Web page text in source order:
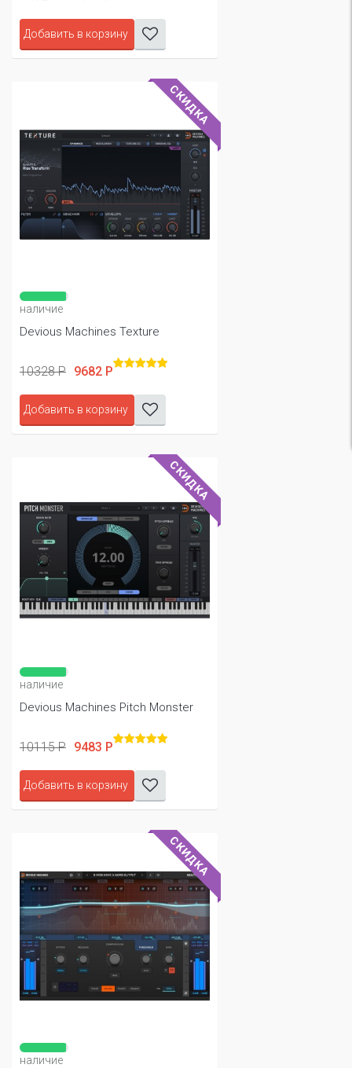
Добавить в корзину
СКИДКА
наличие
Devious Machines Texture
10328 Р 9682 Р
Добавить в корзину
СКИДКА
наличие
Devious Machines Pitch Monster
10115 Р 9483 Р
Добавить в корзину
СКИДКА
наличие